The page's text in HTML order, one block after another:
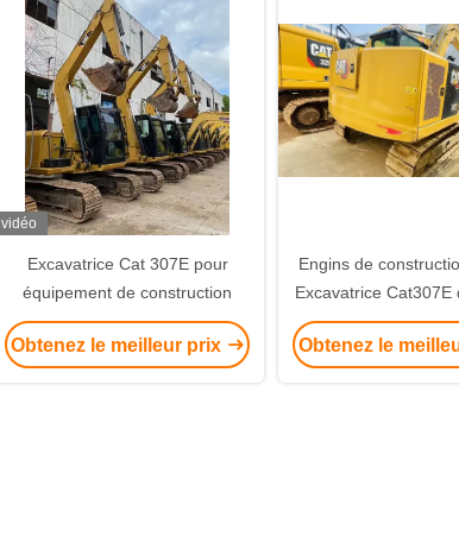
vidéo
Excavatrice Cat 307E pour
équipement de construction
Obtenez le meilleur prix
Engins de
Excavatrice Cat307E
Obtenez le